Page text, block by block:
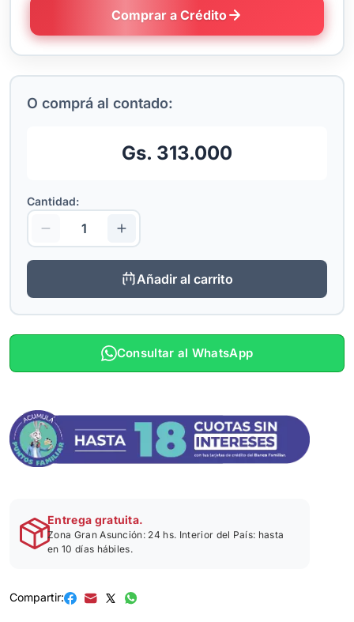
Comprar a Crédito
O comprá al contado:
Gs. 313.000
Cantidad:
Añadir al carrito
Consultar al WhatsApp
Entrega gratuita.
Zona Gran Asunción: 24 hs. Interior del País: hasta
en 10 días hábiles.
Compartir: